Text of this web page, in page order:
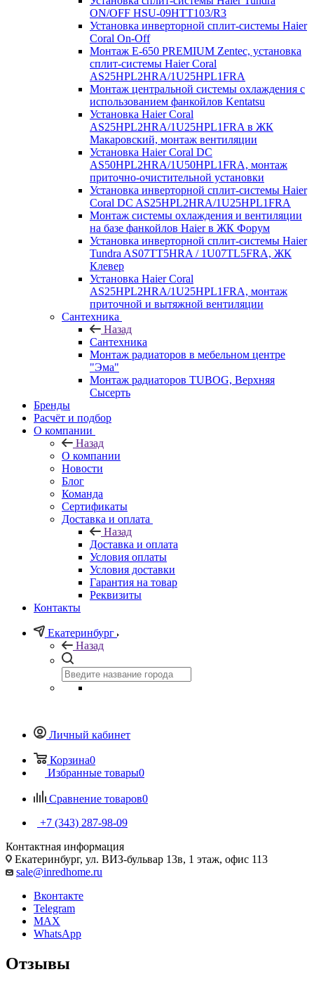
ON/OFF HSU-09HTT103/R3
Установка инверторной сплит-системы Haier
Coral On-Off
Монтаж E-650 PREMIUM Zentec, установка
сплит-системы Haier Coral
AS25HPL2HRA/1U25HPL1FRA
Монтаж центральной системы охлаждения с
использованием фанкойлов Kentatsu
Установка Haier Coral
AS25HPL2HRA/1U25HPL1FRA в ЖК
Макаровский, монтаж вентиляции
Установка Haier Coral DC
AS50HPL2HRA/1U50HPL1FRA, монтаж
приточно-очистительной установки
Установка инверторной сплит-системы Haier
Coral DC AS25HPL2HRA/1U25HPL1FRA
Монтаж системы охлаждения и вентиляции
на базе фанкойлов Haier в ЖК Форум
Установка инверторной сплит-системы Haier
Tundra AS07TT5HRA / 1U07TL5FRA, ЖК
Клевер
Установка Haier Coral
AS25HPL2HRA/1U25HPL1FRA, монтаж
приточной и вытяжной вентиляции
Сантехника
Назад
Сантехника
Монтаж радиаторов в мебельном центре
"Эма"
Монтаж радиаторов TUBOG, Верхняя
Сысерть
Бренды
Расчёт и подбор
О компании
Назад
О компании
Новости
Блог
Команда
Сертификаты
Доставка и оплата
Назад
Доставка и оплата
Условия оплаты
Условия доставки
Гарантия на товар
Реквизиты
Контакты
Екатеринбург
Назад
Личный кабинет
Корзина0
Избранные товары0
Сравнение товаров0
+7 (343) 287-98-09
Контактная информация
Екатеринбург, ул. ВИЗ-бульвар 13в, 1 этаж, офис 113
sale@inredhome.ru
Вконтакте
Telegram
MAX
WhatsApp
Отзывы